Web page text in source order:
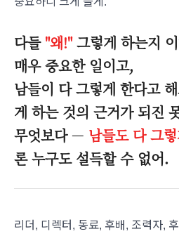
다들 "왜!"그렇게 하는지
매우 중요한 일이고,
남들이 다 그렇게 한다고
게 하는 것의 근거가 되진
무엇보다— 남들도 다 그
론 누구도 설득할 수 없어.
리더, 디렉터, 동료, 후배, 조력자,